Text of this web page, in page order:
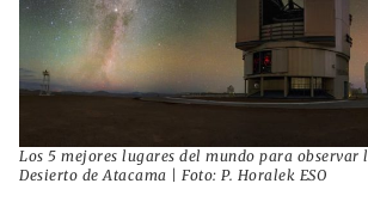
Los 5 mejores lugares del mundo para observar
Desierto de Atacama | Foto: P. Horalek ESO